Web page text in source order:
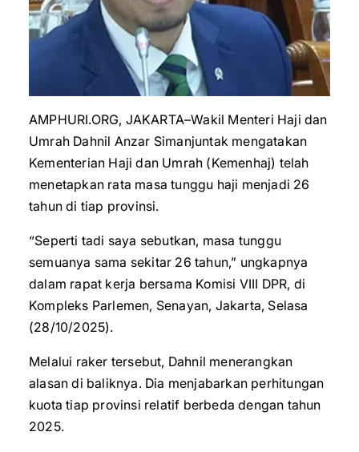
AMPHURI.ORG, JAKARTA–Wakil Menteri Haji dan
Umrah Dahnil Anzar Simanjuntak mengatakan
Kementerian Haji dan Umrah (Kemenhaj) telah
menetapkan rata masa tunggu haji menjadi 26
tahun di tiap provinsi.
“Seperti tadi saya sebutkan, masa tunggu
semuanya sama sekitar 26 tahun,” ungkapnya
dalam rapat kerja bersama Komisi VIII DPR, di
Kompleks Parlemen, Senayan, Jakarta, Selasa
(28/10/2025).
Melalui raker tersebut, Dahnil menerangkan
alasan di baliknya. Dia menjabarkan perhitungan
kuota tiap provinsi relatif berbeda dengan tahun
2025.